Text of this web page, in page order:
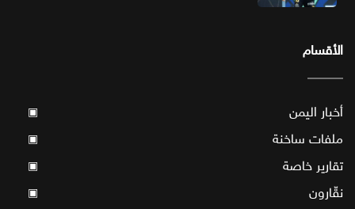
الأقسام
أخبار اليمن ▣
ملفات ساخنة ▣
تقارير خاصة ▣
نقّارون ▣